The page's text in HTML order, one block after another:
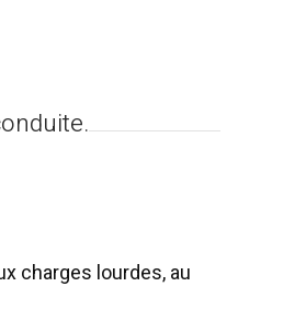
charges lourdes, au